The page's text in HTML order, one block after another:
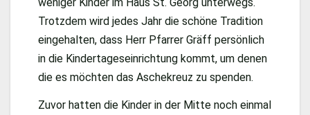
Trotzdem wird jedes Jahr die schöne Tradition
eingehalten, dass Herr Pfarrer Gräff persönlich
in die Kindertageseinrichtung kommt, um denen
die es möchten das Aschekreuz zu spenden.
Zuvor hatten die Kinder in der Mitte noch einmal